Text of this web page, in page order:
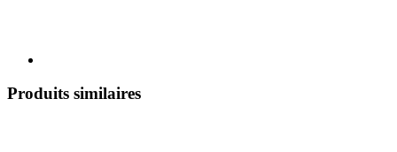
Produits similaires